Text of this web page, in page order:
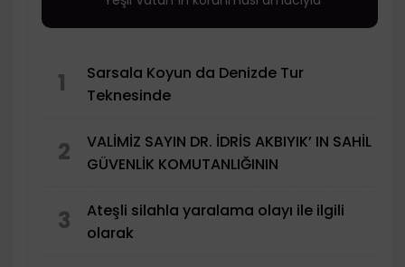
1
Sarsala Koyun da Denizde Tur
Teknesinde
2
VALİMİZ SAYIN DR. İDRİS AKBIYIK’ IN SAHİL
GÜVENLİK KOMUTANLIĞININ
3
Ateşli silahla yaralama olayı ile ilgili
olarak